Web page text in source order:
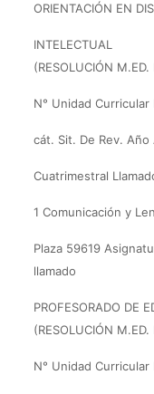
ORIENTACIÓN EN
INTELECTUAL
(RESOLUCIÓN
N° Unidad Curricular
cát. Sit. De Rev. Año
Cuatrimestral
1 Comunicación y
Plaza 59619
llamado
PROFESORADO DE
(RESOLUCIÓN
N° Unidad Curricular